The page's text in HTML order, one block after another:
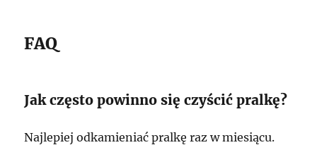
FAQ
Jak często powinno się czyścić pralkę?
Najlepiej odkamieniać pralkę raz w miesiącu.